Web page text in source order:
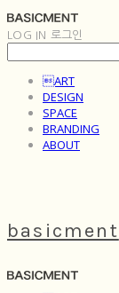
LOG IN 로그인
ART
DESIGN
SPACE
BRANDING
ABOUT
basicment